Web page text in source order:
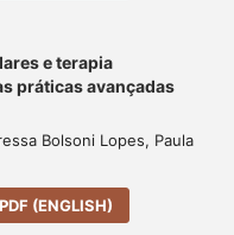
e terapia
práticas avançadas
Bolsoni Lopes, Paula
PDF (ENGLISH)